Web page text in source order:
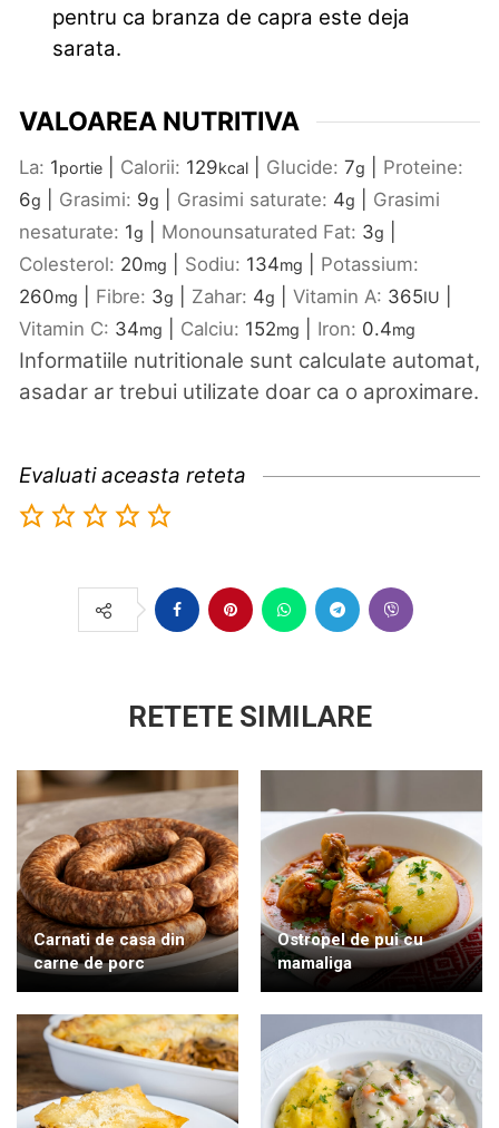
pentru ca branza de capra este deja
sarata.
VALOAREA NUTRITIVA
La: 1portie Calorii: 129kcal Glucide: 7g
Proteine:
6g Grasimi: 9g Grasimi saturate: 4g
Grasimi
nesaturate: 1g Monounsaturated Fat: 3g
Colesterol: 20mg Sodiu: 134mg
Potassium:
260mg Fibre: 3g Zahar: 4g Vitamin A: 365IU
Vitamin C: 34mg Calciu: 152mg Iron: 0.4mg
Informatiile nutritionale sunt calculate automat,
asadar ar trebui utilizate doar ca o aproximare.
Evaluati aceasta reteta
RETETE SIMILARE
Carnati de casa din
carne de porc
Ostropel de pui cu
mamaliga